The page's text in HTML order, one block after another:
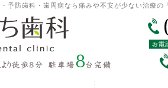
予防歯科・歯周病なら痛みや不安が少ない治療の